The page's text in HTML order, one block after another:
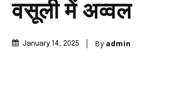
वसूली में अव्वल
January 14, 2025 By admin